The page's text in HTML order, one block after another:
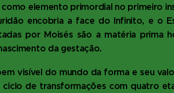
elemento primordial no primeiro
encobria a face do Infinito, e o
por Moisés são a matéria prima
da gestação.
visível do mundo da forma e seu
ciclo de transformações com quatro